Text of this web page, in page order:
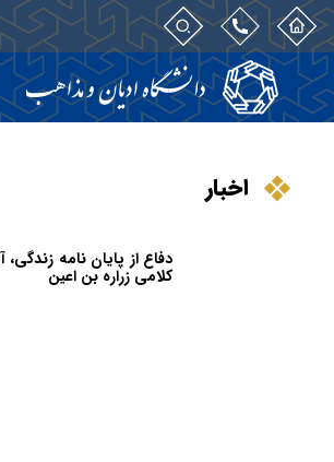
اخبار
دفاع از پایان نامه
کلامی زراره بن اعین